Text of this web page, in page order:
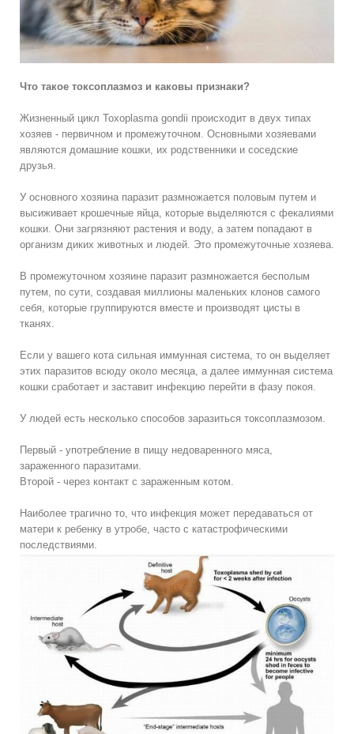
Что такое токсоплазмоз и каковы признаки?
Жизненный цикл Toxoplasma gondii происходит в двух типах
хозяев - первичном и промежуточном. Основными хозяевами
являются домашние кошки, их родственники и соседские
друзья.
У основного хозяина паразит размножается половым путем и
высиживает крошечные яйца, которые выделяются с фекалиями
кошки. Они загрязняют растения и воду, а затем попадают в
организм диких животных и людей. Это промежуточные хозяева.
В промежуточном хозяине паразит размножается бесполым
путем, по сути, создавая миллионы маленьких клонов самого
себя, которые группируются вместе и производят цисты в
тканях.
Если у вашего кота сильная иммунная система, то он выделяет
этих паразитов всюду около месяца, а далее иммунная система
кошки сработает и заставит инфекцию перейти в фазу покоя.
У людей есть несколько способов заразиться токсоплазмозом.
Первый - употребление в пищу недоваренного мяса,
зараженного паразитами.
Второй - через контакт с зараженным котом.
Наиболее трагично то, что инфекция может передаваться от
матери к ребенку в утробе, часто с катастрофическими
последствиями.